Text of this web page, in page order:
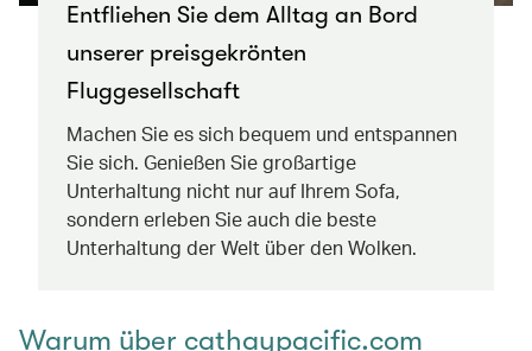
Entfliehen Sie dem Alltag an Bord
unserer preisgekrönten
Fluggesellschaft
Machen Sie es sich bequem und entspannen
Sie sich. Genießen Sie großartige
Unterhaltung nicht nur auf Ihrem Sofa,
sondern erleben Sie auch die beste
Unterhaltung der Welt über den Wolken.
Warum über cathaypacific.com